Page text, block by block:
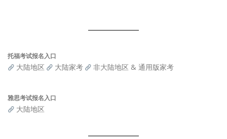
托福考试报名入口
大陆地区 大陆家考 非大陆地区 & 通用版家考
雅思考试报名入口
大陆地区